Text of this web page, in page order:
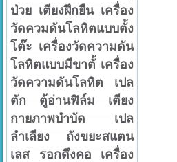
ป่วย เตียงฝึกยืน เครื่อง
วัดควมดันโลหิตแบบตั้ง
โต๊ะ เครื่องวัดความดัน
โลหิตแบบมีขาตั้ เครื่อง
วัดความดันโลหิต
เปล
ตัก
ตู้อ่านฟิล์ม
เตียง
กายภาพบำบัด
เปล
ลำเลียง
ถังขยะสแตน
เลส
รอกดึงคอ
เครื่อง